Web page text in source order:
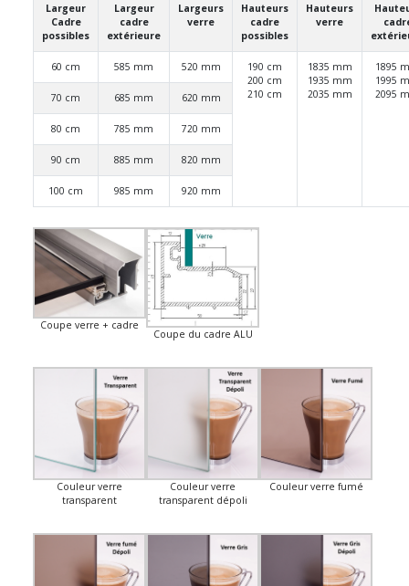
Largeur
Cadre
possibles
Largeur
cadre
extérieure
Largeurs
verre
Hauteurs
cadre
possibles
Hauteurs
verre
60 cm 585 mm 520 mm
190 cm
200 cm
210 cm
1835 mm
1935 mm
2035 mm
1895
1995
2095
70 cm 685 mm 620 mm
80 cm 785 mm 720 mm
90 cm 885 mm 820 mm
100 cm 985 mm 920 mm
Coupe verre + cadre
Coupe du cadre ALU
Couleur verre
transparent
Couleur verre
transparent dépoli
Couleur verre fumé